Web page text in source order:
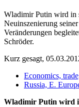
Wladimir Putin wird in
Neuinszenierung
Veränderungen
Schröder.
Kurz gesagt,
Economics,
Russia, E.
Wladimir Putin wird